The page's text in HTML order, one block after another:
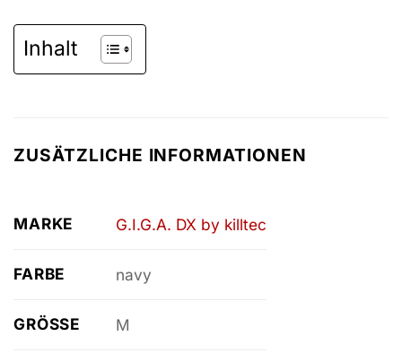
Inhalt
ZUSÄTZLICHE INFORMATIONEN
MARKE G.I.G.A. DX by killtec
FARBE navy
GRÖSSE M